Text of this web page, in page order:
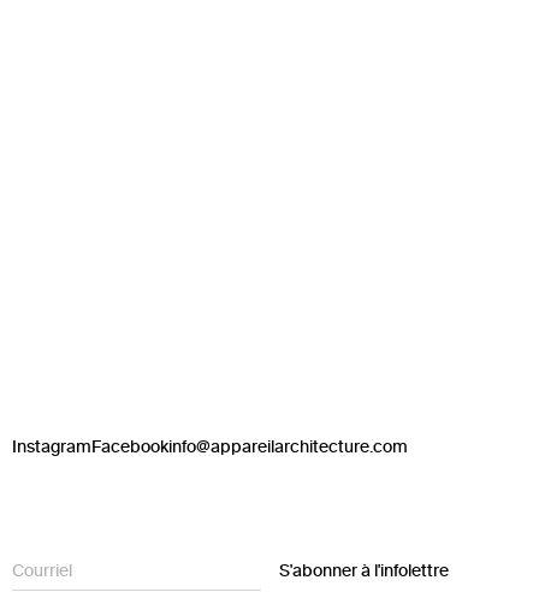
InstagramFacebookinfo@appareilarchitecture.com
S'abonner à l'infolettre